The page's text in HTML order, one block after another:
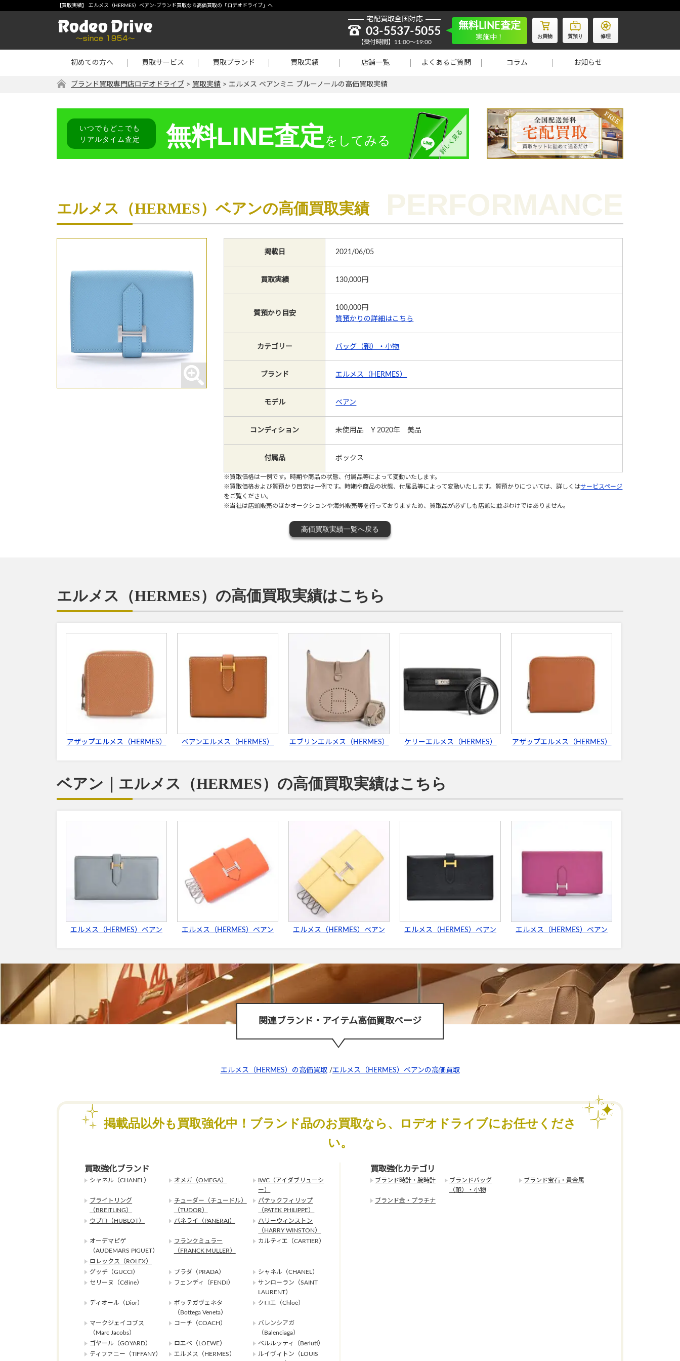
【買取実績】 エルメス（HERMES）ベアン-ブランド買取なら高価買取の「ロデオドライブ」へ
宅配買取全国対応
03-5537-5055
【受付時間】11:00～19:00
無料LINE査定
実施中！ お買物 質預り 修理
初めての方へ 買取サービス
宅配買取
店頭買取
リターン買取 買取ブランド
-【買取強化】シャネル
その他買取 買取実績 店舗一覧 よくあるご質問 コラム お知らせ
ブランド買取専門店ロデオドライブ > 買取実績 > エルメス ベアンミニ ブルーノールの高価買取実績
いつでもどこでも
リアルタイム査定
無料LINE査定 をしてみる
エルメス（HERMES）ベアンの高価買取実績
掲載日 2021/06/05
買取実績 130,000円
質預かり目安
100,000円
質預かりの詳細はこちら
カテゴリー バッグ（鞄）・小物
ブランド エルメス（HERMES）
モデル ベアン
コンディション 未使用品 Y 2020年 美品
付属品 ボックス
※買取価格は一例です。時期や商品の状態、付属品等によって変動いたします。
※買取価格および質預かり目安は一例です。時期や商品の状態、付属品等によって変動いたします。質預かりについては、詳しくはサービスページ
をご覧ください。
※当社は店頭販売のほかオークションや海外販売等を行っておりますため、買取品が必ずしも店頭に並ぶわけではありません。
高価買取実績一覧へ戻る
エルメス（HERMES）の高価買取実績はこちら
アザップエルメス（HERMES） ベアンエルメス（HERMES） エブリンエルメス（HERMES） ケリーエルメス（HERMES） アザップエルメス（HERMES）
ベアン｜エルメス（HERMES）の高価買取実績はこちら
エルメス（HERMES）ベアン エルメス（HERMES）ベアン エルメス（HERMES）ベアン エルメス（HERMES）ベアン エルメス（HERMES）ベアン
関連ブランド・アイテム高価買取ページ
エルメス（HERMES）の高価買取 /エルメス（HERMES）ベアンの高価買取
掲載品以外も買取強化中！ブランド品のお買取なら、ロデオドライブにお任せくださ
い。
買取強化ブランド
シャネル（CHANEL） オメガ（OMEGA）
IWC（アイダブリューシ
ー）
ブライトリング
（BREITLING）
チューダー（チュードル）
（TUDOR）
パテックフィリップ
（PATEK PHILIPPE）
ウブロ（HUBLOT）
パネライ（PANERAI）
ハリーウィンストン
（HARRY WINSTON）
オーデマピゲ
（AUDEMARS PIGUET）
フランクミュラー
（FRANCK MULLER）
カルティエ（CARTIER）
ロレックス（ROLEX）
グッチ（GUCCI）
プラダ（PRADA）
シャネル（CHANEL）
セリーヌ（Céline）
フェンディ（FENDI）
サンローラン（SAINT
LAURENT）
ディオール（Dior）
ボッテガヴェネタ
（Bottega Veneta）
クロエ（Chloé）
マークジェイコブス
（Marc Jacobs）
コーチ（COACH）
バレンシアガ
（Balenciaga）
ゴヤール（GOYARD）
ロエベ（LOEWE）
ベルルッティ（Berluti）
ティファニー（TIFFANY）
エルメス（HERMES）
ルイヴィトン（LOUIS
買取強化カテゴリ
ブランド時計・腕時計
ブランドバッグ
（鞄）・小物
ブランド宝石・貴金属
ブランド金・プラチナ